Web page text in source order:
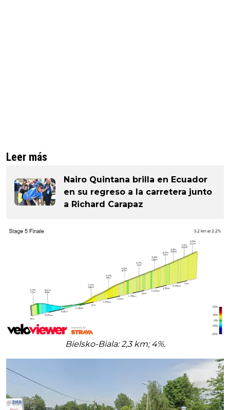
Leer más
Nairo Quintana brilla en Ecuador
en su regreso a la carretera junto
a Richard Carapaz
Bielsko-Biala: 2,3 km; 4%.